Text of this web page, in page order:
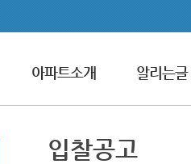
아파트소개 알리는글
입찰공고